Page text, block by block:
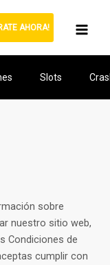
AHORA!
Slots
sobre
nuestro sitio web,
Condiciones de
cumplir con